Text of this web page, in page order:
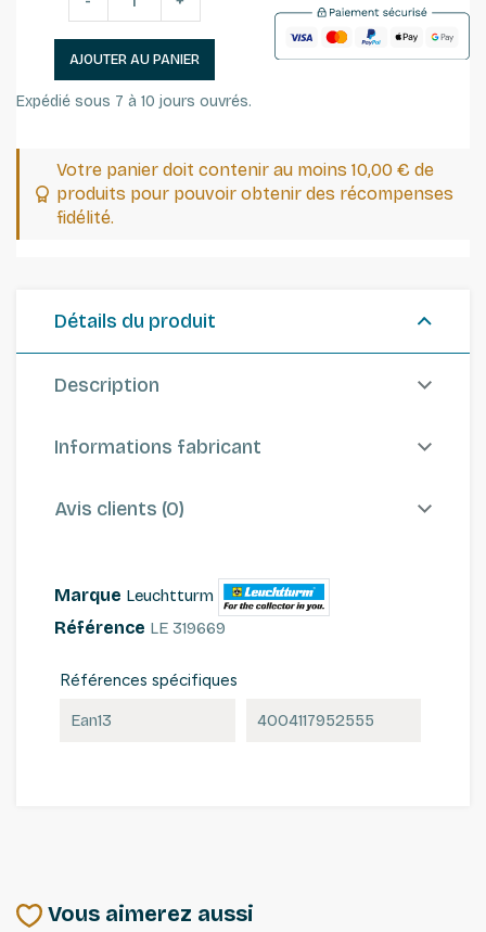
AJOUTER AU PANIER
Expédié sous 7 à 10 jours ouvrés.
Votre panier doit contenir au moins 10,00 € de
produits pour pouvoir obtenir des récompenses
fidélité.
Détails du produit
Description
Informations fabricant
Avis clients (0)
Marque Leuchtturm
Référence LE 319669
Références spécifiques
Ean13 4004117952555
Vous aimerez aussi